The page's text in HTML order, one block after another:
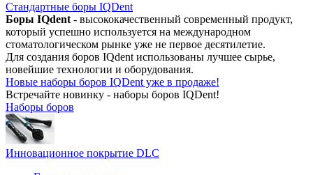
Стандартные боры IQDent
Боры IQdent - высококачественный современный продукт,
который успешно используется на международном
стоматологическом рынке уже не первое десятилетие.
Для создания боров IQdent использованы лучшее сырье,
новейшие технологии и оборудования.
Новые наборы боров IQDent уже в продаже!
Встречайте новинку - наборы боров IQDent!
Наборы боров
Инновационное покрытие DLC